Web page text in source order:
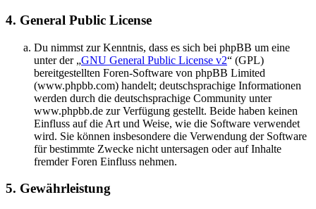
4. General Public License
Du nimmst zur Kenntnis, dass es sich bei phpBB um eine
unter der „GNU General Public License v2“ (GPL)
bereitgestellten Foren-Software von phpBB Limited
(www.phpbb.com) handelt; deutschsprachige Informationen
werden durch die deutschsprachige Community unter
www.phpbb.de zur Verfügung gestellt. Beide haben keinen
Einfluss auf die Art und Weise, wie die Software verwendet
wird. Sie können insbesondere die Verwendung der Software
für bestimmte Zwecke nicht untersagen oder auf Inhalte
fremder Foren Einfluss nehmen.
5. Gewährleistung